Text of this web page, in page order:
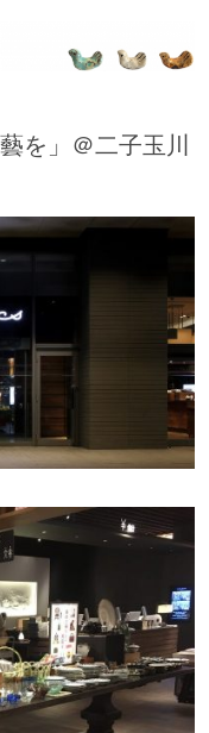
スなど、日本各地の手仕事
案するお店です。
を」＠二子玉川